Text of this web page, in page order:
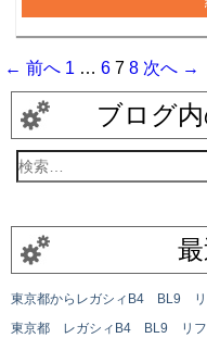
← 前へ 1 … 6 7 8 次へ →
ブログ
東京都からレガシィB4 BL9 リ
東京都 レガシィB4 BL9 リフ